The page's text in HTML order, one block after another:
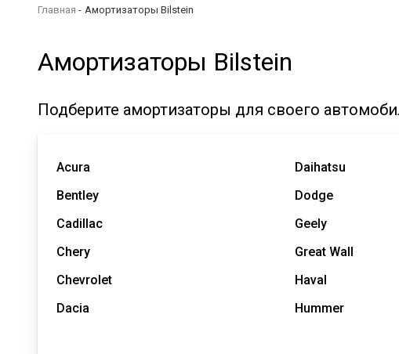
Главная Амортизаторы Bilstein
Амортизаторы Bilstein
Подберите амортизаторы для своего
Acura
Bentley
Cadillac
Chery
Chevrolet
Dacia
Daihatsu
Dodge
Geely
Great Wall
Haval
Hummer